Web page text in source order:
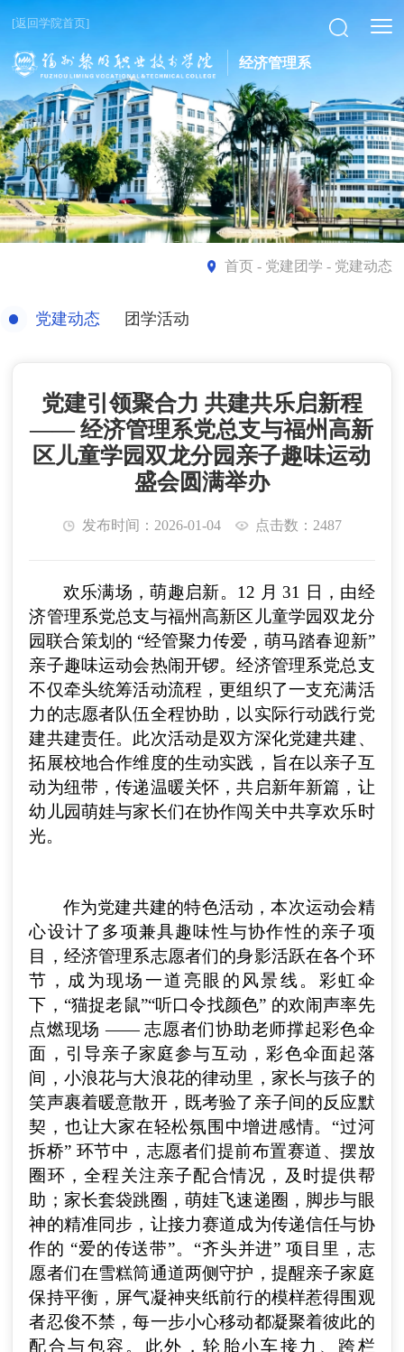
[返回学院首页]
经济管理系
首页- 党建团学 - 党建动态
党建动态 团学活动
党建引领聚合力 共建共乐启新程
—— 经济管理系党总支与福州高新
区儿童学园双龙分园亲子趣味运动
盛会圆满举办
发布时间：2026-01-04 点击数：2487
欢乐满场，萌趣启新。12 月 31 日，由经
济管理系党总支与福州高新区儿童学园双龙分
园联合策划的 “经管聚力传爱，萌马踏春迎新”
亲子趣味运动会热闹开锣。经济管理系党总支
不仅牵头统筹活动流程，更组织了一支充满活
力的志愿者队伍全程协助，以实际行动践行党
建共建责任。此次活动是双方深化党建共建、
拓展校地合作维度的生动实践，旨在以亲子互
动为纽带，传递温暖关怀，共启新年新篇，让
幼儿园萌娃与家长们在协作闯关中共享欢乐时
光。
作为党建共建的特色活动，本次运动会精
心设计了多项兼具趣味性与协作性的亲子项
目，经济管理系志愿者们的身影活跃在各个环
节，成为现场一道亮眼的风景线。彩虹伞
下，“猫捉老鼠”“听口令找颜色” 的欢闹声率先
点燃现场 —— 志愿者们协助老师撑起彩色伞
面，引导亲子家庭参与互动，彩色伞面起落
间，小浪花与大浪花的律动里，家长与孩子的
笑声裹着暖意散开，既考验了亲子间的反应默
契，也让大家在轻松氛围中增进感情。“过河
拆桥” 环节中，志愿者们提前布置赛道、摆放
圈环，全程关注亲子配合情况，及时提供帮
助；家长套袋跳圈，萌娃飞速递圈，脚步与眼
神的精准同步，让接力赛道成为传递信任与协
作的 “爱的传送带”。“齐头并进” 项目里，志
愿者们在雪糕筒通道两侧守护，提醒亲子家庭
保持平衡，屏气凝神夹纸前行的模样惹得围观
者忍俊不禁，每一步小心移动都凝聚着彼此的
配合与包容。此外，轮胎小车接力、跨栏